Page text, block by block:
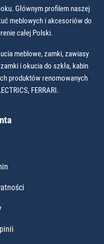
Głównym profilem naszej
meblowych i akcesoriów do
całej Polski.
meblowe, zamki, zawiasy
i okucia do szkła, kabin
produktów renomowanych
FERRARI.